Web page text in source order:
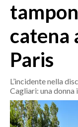
OGLIASTRA
AGENDA
CRONACA
ITALIA
MONDO
POLITICA
catena
Paris
L’incidente nella
Cagliari: una donna